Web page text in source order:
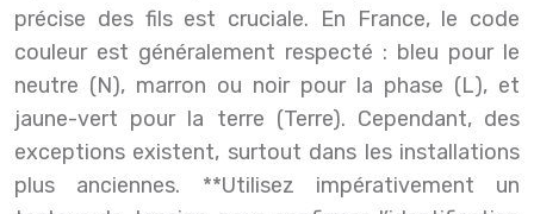
précise des fils est cruciale. En France, le code
couleur est généralement respecté : bleu pour le
neutre (N), marron ou noir pour la phase (L), et
jaune-vert pour la terre (Terre). Cependant, des
exceptions existent, surtout dans les installations
plus anciennes. **Utilisez impérativement un